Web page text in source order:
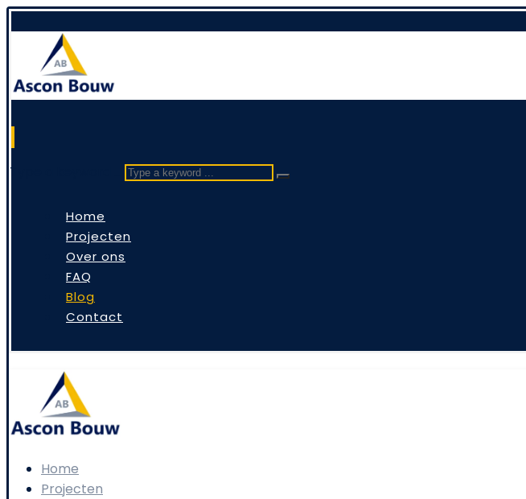
Type a keyword ...
Home
Projecten
Over ons
FAQ
Blog
Contact
Home
Projecten